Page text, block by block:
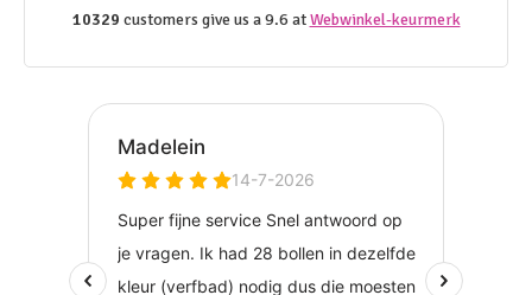
10329 customers give us a 9.6 atWebwinkel-keurmerk